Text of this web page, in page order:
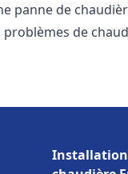
panne de
de
Installation